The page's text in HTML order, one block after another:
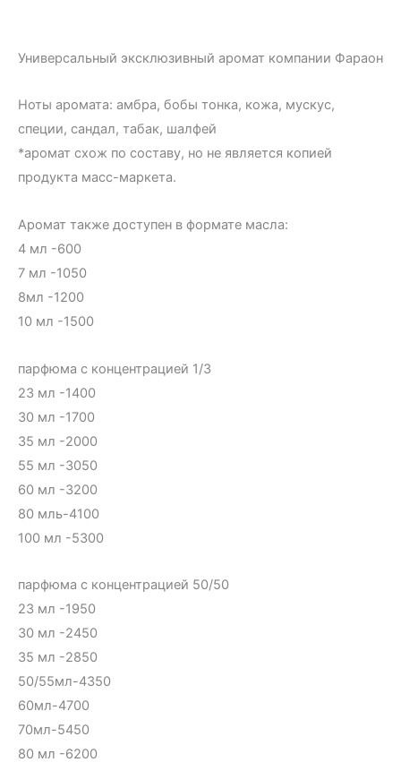
Универсальный эксклюзивный аромат компании Фараон
Ноты аромата: амбра, бобы тонка, кожа, мускус,
специи, сандал, табак, шалфей
*аромат схож по составу, но не является копией
продукта масс-маркета.
Аромат также доступен в формате масла:
4 мл -600
7 мл -1050
8мл -1200
10 мл -1500
парфюма с концентрацией 1/3
23 мл -1400
30 мл -1700
35 мл -2000
55 мл -3050
60 мл -3200
80 мль-4100
100 мл -5300
парфюма с концентрацией 50/50
23 мл -1950
30 мл -2450
35 мл -2850
50/55мл-4350
60мл-4700
70мл-5450
80 мл -6200